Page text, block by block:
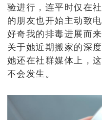
验进行，连平时仅在
的朋友也开始主动致
好奇我的排毒进展而
关于她近期搬家的深
她还在社群媒体上，
不会发生。